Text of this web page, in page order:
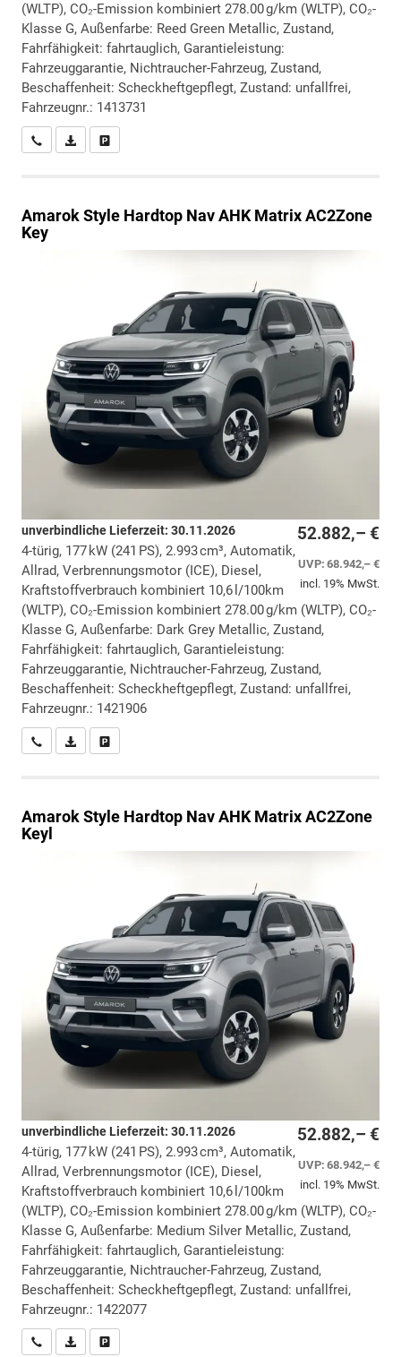
(WLTP), CO₂-Emission kombiniert 278.00 g/km (WLTP), CO₂-
Klasse G, Außenfarbe: Reed Green Metallic, Zustand,
Fahrfähigkeit: fahrtauglich, Garantieleistung:
Fahrzeuggarantie, Nichtraucher-Fahrzeug, Zustand,
Beschaffenheit: Scheckheftgepflegt, Zustand: unfallfrei,
Fahrzeugnr.: 1413731
Wir rufen Sie anPDF-Datei, Fahrzeugexposé drucken
AmarokStyle Hardtop Nav AHK Matrix AC2Zone
Key
52.882,– €
UVP:68.942,– €
incl. 19% MwSt.
unverbindliche Lieferzeit: 30.11.2026
4-türig, 177 kW (241 PS), 2.993 cm³, Automatik,
Allrad, Verbrennungsmotor (ICE), Diesel,
Kraftstoffverbrauch kombiniert 10,6 l/100km
(WLTP), CO₂-Emission kombiniert 278.00 g/km (WLTP), CO₂-
Klasse G, Außenfarbe: Dark Grey Metallic, Zustand,
Fahrfähigkeit: fahrtauglich, Garantieleistung:
Fahrzeuggarantie, Nichtraucher-Fahrzeug, Zustand,
Beschaffenheit: Scheckheftgepflegt, Zustand: unfallfrei,
Fahrzeugnr.: 1421906
Wir rufen Sie anPDF-Datei, Fahrzeugexposé drucken
AmarokStyle Hardtop Nav AHK Matrix AC2Zone
Keyl
52.882,– €
UVP:68.942,– €
incl. 19% MwSt.
unverbindliche Lieferzeit: 30.11.2026
4-türig, 177 kW (241 PS), 2.993 cm³, Automatik,
Allrad, Verbrennungsmotor (ICE), Diesel,
Kraftstoffverbrauch kombiniert 10,6 l/100km
(WLTP), CO₂-Emission kombiniert 278.00 g/km (WLTP), CO₂-
Klasse G, Außenfarbe: Medium Silver Metallic, Zustand,
Fahrfähigkeit: fahrtauglich, Garantieleistung:
Fahrzeuggarantie, Nichtraucher-Fahrzeug, Zustand,
Beschaffenheit: Scheckheftgepflegt, Zustand: unfallfrei,
Fahrzeugnr.: 1422077
Wir rufen Sie anPDF-Datei, Fahrzeugexposé drucken